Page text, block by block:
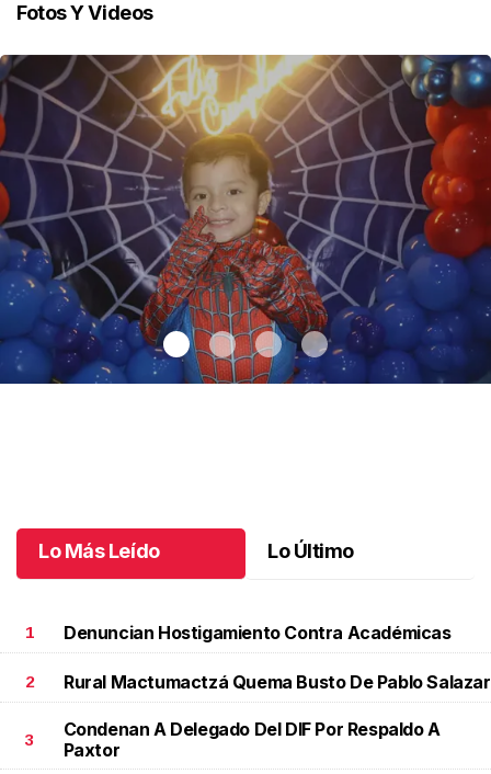
Fotos Y Videos
Lo Más Leído Lo Último
1 Denuncian Hostigamiento Contra Académicas
2 Rural Mactumactzá Quema Busto De Pablo Salazar
3
Condenan A Delegado Del DIF Por Respaldo A
Paxtor